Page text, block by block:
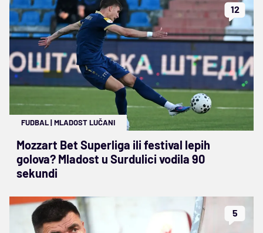
12
FUDBAL|MLADOST LUČANI
Mozzart Bet Superliga ili festival lepih
golova? Mladost u Surdulici vodila 90
sekundi
5